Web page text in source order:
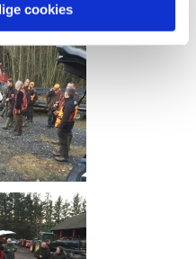
cookies
hyggelig dag og samtidig